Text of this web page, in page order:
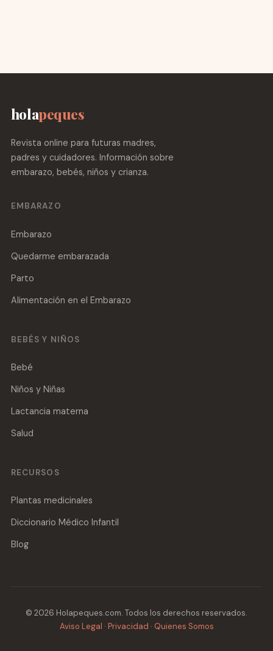
holapeques
Revista online para futuras madres,
padres y cuidadores. Información sobre
embarazo, bebés, niños y crianza.
EMBARAZO
Embarazo
Quedarme embarazada
Parto
Alimentación en el Embarazo
BEBÉS Y NIÑOS
Bebé
Niños y Niñas
Lactancia materna
Salud
RECURSOS
Plantas medicinales
Diccionario Médico Infantil
Blog
© 2026 Holapeques.com. Todos los derechos reservados.
Aviso Legal · Privacidad · Quienes Somos